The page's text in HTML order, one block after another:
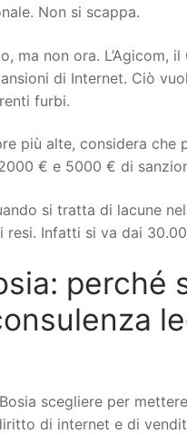
Non si scappa.
ma non ora. L’Agicom,
di Internet. Ciò
furbi.
più alte, considera che
€ e 5000 € di
si tratta di lacune
Infatti si va dai
perché
scegliere per
di internet e di